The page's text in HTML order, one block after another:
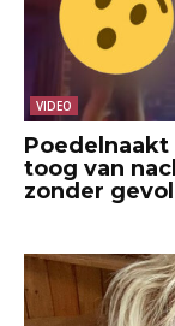
VIDEO
toog van
zonder